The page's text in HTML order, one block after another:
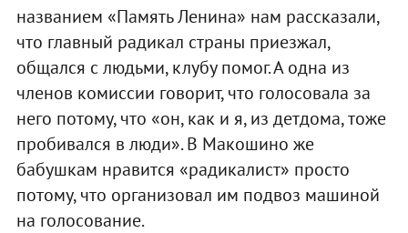
названием «Память Ленина» нам рассказали,
что главный радикал страны приезжал,
общался с людьми, клубу помог. А одна из
членов комиссии говорит, что голосовала за
него потому, что «он, как и я, из детдома, тоже
пробивался в люди». В Макошино же
бабушкам нравится «радикалист» просто
потому, что организовал им подвоз машиной
на голосование.